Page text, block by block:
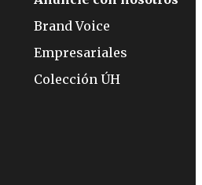
Brand Voice
Empresariales
Colección ÚH